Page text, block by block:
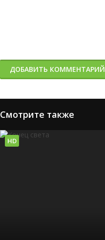
ДОБАВИТЬ КОММЕНТАРИЙ
Смотрите также
HD